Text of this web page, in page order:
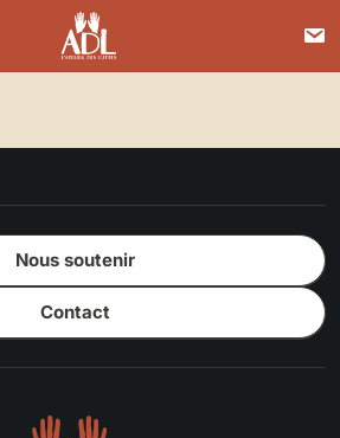
L'atelier des luttes
Nous soutenir
Contact